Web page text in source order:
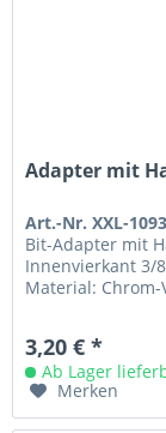
Adapter mit
Art.-Nr. XXL-
Bit-Adapter mit
Innenvierkant 3/
Material:
3,20 € *
Ab Lager
Merken